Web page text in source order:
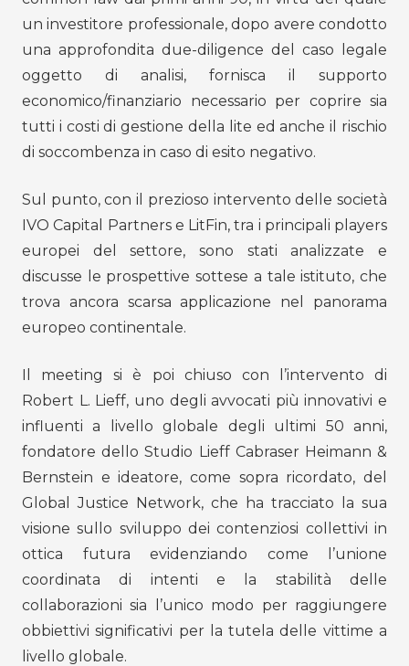
un investitore professionale, dopo avere condotto
una approfondita due-diligence del caso legale
oggetto di analisi, fornisca il supporto
economico/finanziario necessario per coprire sia
tutti i costi di gestione della lite ed anche il rischio
di soccombenza in caso di esito negativo.
Sul punto, con il prezioso intervento delle società
IVO Capital Partners e LitFin, tra i principali players
europei del settore, sono stati analizzate e
discusse le prospettive sottese a tale istituto, che
trova ancora scarsa applicazione nel panorama
europeo continentale.
Il meeting si è poi chiuso con l’intervento di
Robert L. Lieff, uno degli avvocati più innovativi e
influenti a livello globale degli ultimi 50 anni,
fondatore dello Studio Lieff Cabraser Heimann &
Bernstein e ideatore, come sopra ricordato, del
Global Justice Network, che ha tracciato la sua
visione sullo sviluppo dei contenziosi collettivi in
ottica futura evidenziando come l’unione
coordinata di intenti e la stabilità delle
collaborazioni sia l’unico modo per raggiungere
obbiettivi significativi per la tutela delle vittime a
livello globale.